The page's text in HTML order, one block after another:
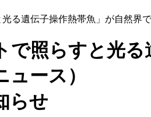
光る遺伝子操作熱帯魚」が自然
で照らすと光
ース）
らせ